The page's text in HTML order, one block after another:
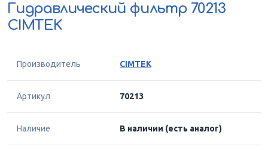
Гидравлический фильтр 70213
CIMTEK
Производитель CIMTEK
Артикул 70213
Наличие В наличии (есть аналог)